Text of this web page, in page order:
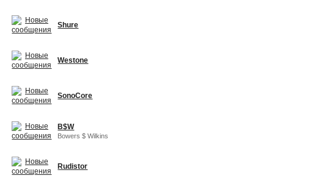
Shure
Westone
SonoCore
B$W
Bowers $ Wilkins
Rudistor